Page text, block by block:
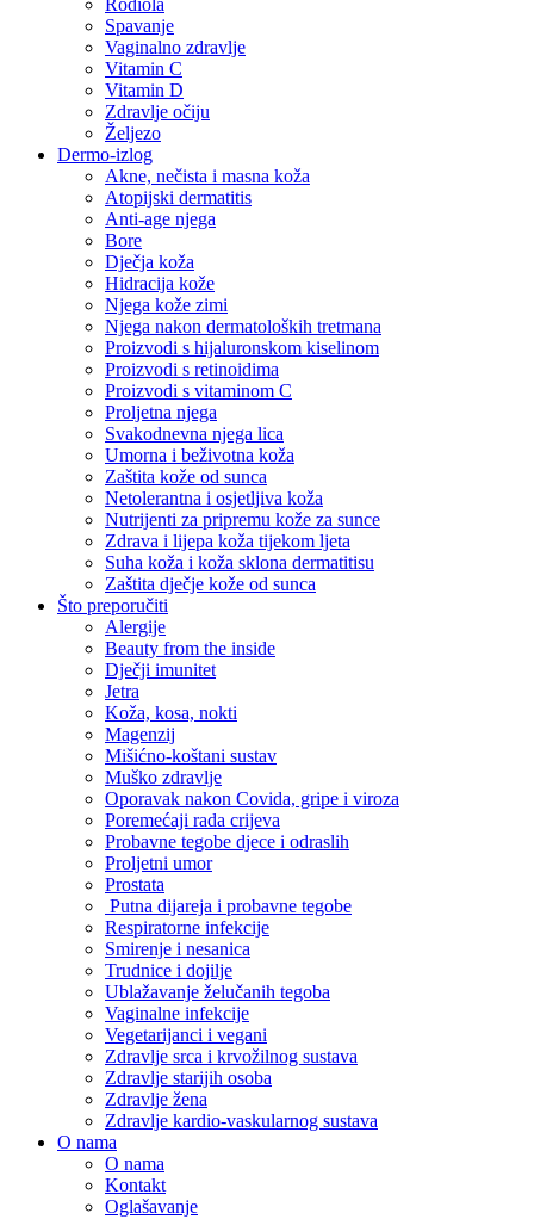
Rodiola
Spavanje
Vaginalno zdravlje
Vitamin C
Vitamin D
Zdravlje očiju
Željezo
Dermo-izlog
Akne, nečista i masna koža
Atopijski dermatitis
Anti-age njega
Bore
Dječja koža
Hidracija kože
Njega kože zimi
Njega nakon dermatoloških tretmana
Proizvodi s hijaluronskom kiselinom
Proizvodi s retinoidima
Proizvodi s vitaminom C
Proljetna njega
Svakodnevna njega lica
Umorna i beživotna koža
Zaštita kože od sunca
Netolerantna i osjetljiva koža
Nutrijenti za pripremu kože za sunce
Zdrava i lijepa koža tijekom ljeta
Suha koža i koža sklona dermatitisu
Zaštita dječje kože od sunca
Što preporučiti
Alergije
Beauty from the inside
Dječji imunitet
Jetra
Koža, kosa, nokti
Magenzij
Mišićno-koštani sustav
Muško zdravlje
Oporavak nakon Covida, gripe i viroza
Poremećaji rada crijeva
Probavne tegobe djece i odraslih
Proljetni umor
Prostata
Putna dijareja i probavne tegobe
Respiratorne infekcije
Smirenje i nesanica
Trudnice i dojilje
Ublažavanje želučanih tegoba
Vaginalne infekcije
Vegetarijanci i vegani
Zdravlje srca i krvožilnog sustava
Zdravlje starijih osoba
Zdravlje žena
Zdravlje kardio-vaskularnog sustava
O nama
O nama
Kontakt
Oglašavanje